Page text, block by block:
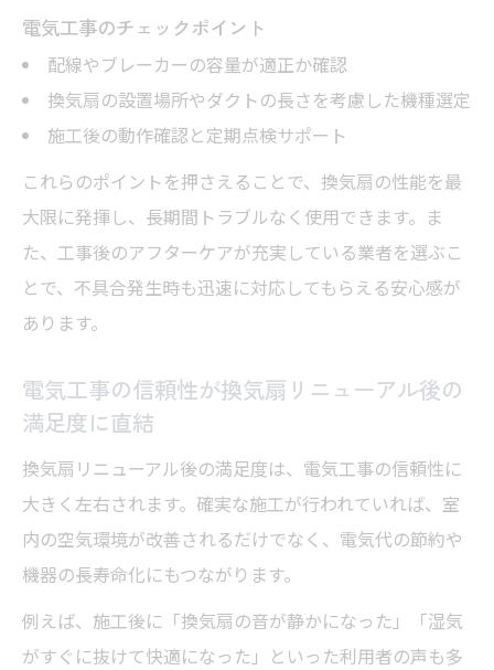
電気工事のチェックポイント
配線やブレーカーの容量が適正か確認
換気扇の設置場所やダクトの長さを考慮した機種選定
施工後の動作確認と定期点検サポート
これらのポイントを押さえることで、換気扇の性能を最
大限に発揮し、長期間トラブルなく使用できます。ま
た、工事後のアフターケアが充実している業者を選ぶこ
とで、不具合発生時も迅速に対応してもらえる安心感が
あります。
電気工事の信頼性が換気扇リニューアル後の
満足度に直結
換気扇リニューアル後の満足度は、電気工事の信頼性に
大きく左右されます。確実な施工が行われていれば、室
内の空気環境が改善されるだけでなく、電気代の節約や
機器の長寿命化にもつながります。
例えば、施工後に「換気扇の音が静かになった」「湿気
がすぐに抜けて快適になった」といった利用者の声も多